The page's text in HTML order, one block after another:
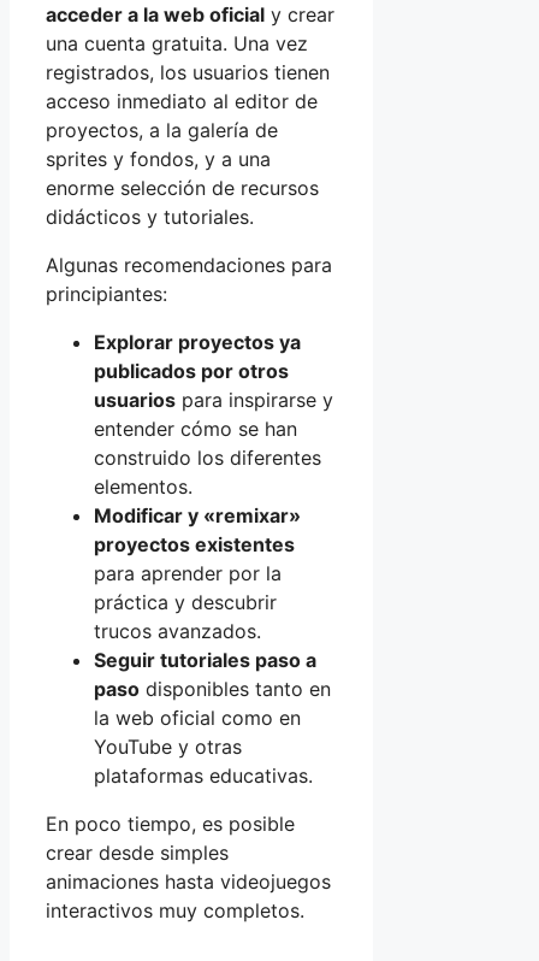
acceder a la web oficial y crear
una cuenta gratuita. Una vez
registrados, los usuarios tienen
acceso inmediato al editor de
proyectos, a la galería de
sprites y fondos, y a una
enorme selección de recursos
didácticos y tutoriales.
Algunas recomendaciones para
principiantes:
Explorar proyectos ya
publicados por otros
usuarios para inspirarse y
entender cómo se han
construido los diferentes
elementos.
Modificar y «remixar»
proyectos existentes
para aprender por la
práctica y descubrir
trucos avanzados.
Seguir tutoriales paso a
paso disponibles tanto en
la web oficial como en
YouTube y otras
plataformas educativas.
En poco tiempo, es posible
crear desde simples
animaciones hasta videojuegos
interactivos muy completos.